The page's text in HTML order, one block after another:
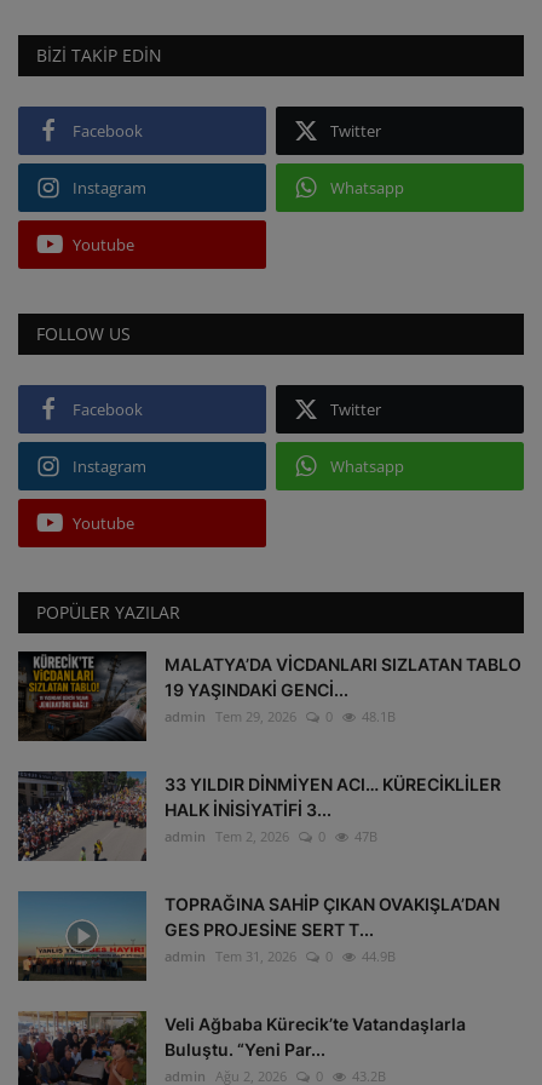
BIZI TAKIP EDIN
Facebook Twitter
Instagram Whatsapp
Youtube
FOLLOW US
Facebook Twitter
Instagram Whatsapp
Youtube
POPÜLER YAZILAR
MALATYA’DA VİCDANLARI SIZLATAN TABLO
19 YAŞINDAKİ GENCİ...
admin Tem 29, 2026 0 48.1B
33 YILDIR DİNMİYEN ACI… KÜRECİKLİLER
HALK İNİSİYATİFİ 3...
admin Tem 2, 2026 0 47B
TOPRAĞINA SAHİP ÇIKAN OVAKIŞLA’DAN
GES PROJESİNE SERT T...
admin Tem 31, 2026 0 44.9B
Veli Ağbaba Kürecik’te Vatandaşlarla
Buluştu. “Yeni Par...
admin Ağu 2, 2026 0 43.2B